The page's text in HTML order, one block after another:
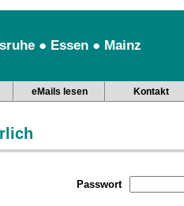
● Essen ● Mainz
eMails lesen Kontakt
Passwort